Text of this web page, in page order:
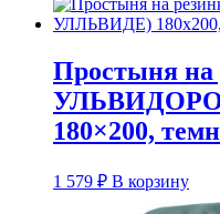
Простыня на
180×200,
1 579 ₽ В корзину